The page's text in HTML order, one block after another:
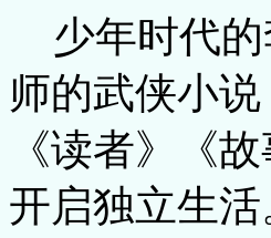
少年时代
师的武侠小
《读者》《
开启独立生